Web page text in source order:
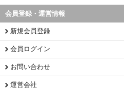
会員登録・運営情報
新規会員登録
会員ログイン
お問い合わせ
運営会社